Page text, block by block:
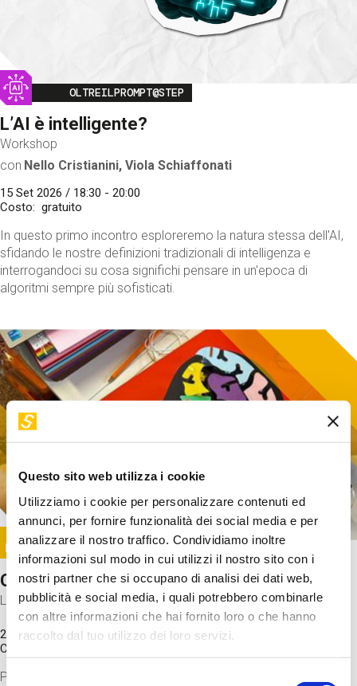
Questo sito web utilizza i cookie
Utilizziamo i cookie per personalizzare contenuti ed
annunci, per fornire funzionalità dei social media e per
analizzare il nostro traffico. Condividiamo inoltre
informazioni sul modo in cui utilizzi il nostro sito con i
nostri partner che si occupano di analisi dei dati web,
pubblicità e social media, i quali potrebbero combinarle
con altre informazioni che hai fornito loro o che hanno
raccolto dal tuo utilizzo dei loro servizi.
Selezione
Image
OLTREILPROMPT@STEP
L’AI è intelligente?
Workshop
con Nello Cristianini, Viola Schiaffonati
15 Set 2026 / 18:30 - 20:00
Costo
gratuito
In questo primo incontro esploreremo la natura stessa dell'AI,
sfidando le nostre definizioni tradizionali di intelligenza e
interrogandoci su cosa significhi pensare in un'epoca di
algoritmi sempre più sofisticati.
Image
SUNDAY@STEP
Come funziona il cervello?
Laboratorio
20 Set 2026 / 11:15 - 13:00
Costo
Proveremo a costruire un cervello in cartoncino cercando di